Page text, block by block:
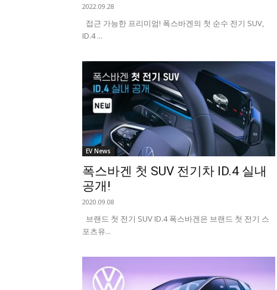
2022.09.28
접근 가능한 프리미엄! 폭스바겐의 첫 순수 전기 SUV,
ID.4 ...
EV News
폭스바겐 첫 SUV 전기차 ID.4 실내
공개!
2020.09.08
브랜드 첫 전기 SUV ID.4 폭스바겐은 브랜드 첫 전기 스
포츠유...